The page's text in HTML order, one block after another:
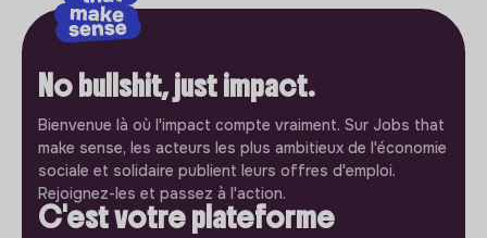
No bullshit, just impact.
Bienvenue là où l'impact compte vraiment. Sur Jobs that
make sense, les acteurs les plus ambitieux de l'économie
sociale et solidaire publient leurs offres d'emploi.
Rejoignez-les et passez à l'action.
C'est votre plateforme